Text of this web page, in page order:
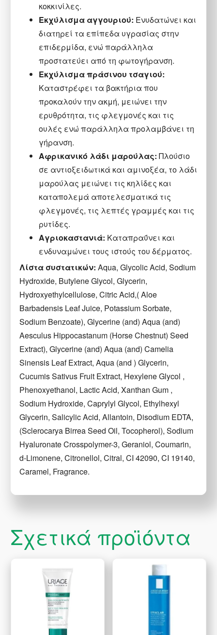
κοκκινίλες.
Εκχύλισμα αγγουριού: Ενυδατώνει και
διατηρεί τα επίπεδα υγρασίας στην
επιδερμίδα, ενώ παράλληλα
προστατεύει από τη φωτογήρανση.
Εκχύλισμα πράσινου τσαγιού:
Καταστρέφει τα βακτήρια που
προκαλούν την ακμή, μειώνει την
ερυθρότητα, τις φλεγμονές και τις
ουλές ενώ παράλληλα προλαμβάνει τη
γήρανση.
Αφρικανικό λάδι μαρούλας:Πλούσιο
σε αντιοξειδωτικά και αμινοξέα, το λάδι
μαρούλας μειώνει τις κηλίδες και
καταπολεμά αποτελεσματικά τις
φλεγμονές, τις λεπτές γραμμές και τις
ρυτίδες.
Αγριοκαστανιά: Kαταπραΰνει και
ενδυναμώνει τους ιστούς του δέρματος.
Λίστα συστατικών:Aqua, Glycolic Acid, Sodium
Hydroxide, Butylene Glycol, Glycerin,
Hydroxyethylcellulose, Citric Acid,( Aloe
Barbadensis Leaf Juice, Potassium Sorbate,
Sodium Benzoate), Glycerine (and) Aqua (and)
Aesculus Hippocastanum (Horse Chestnut) Seed
Extract), Glycerine (and) Aqua (and) Camelia
Sinensis Leaf Extract, Aqua (and ) Glycerin,
Cucumis Sativus Fruit Extract, Hexylene Glycol ,
Phenoxyethanol, Lactic Acid, Xanthan Gum ,
Sodium Hydroxide, Caprylyl Glycol, Ethylhexyl
Glycerin, Salicylic Acid, Allantoin, Disodium EDTA,
(Sclerocarya Birrea Seed Oil, Tocopherol), Sodium
Hyaluronate Crosspolymer-3, Geraniol, Coumarin,
d-Limonene, Citronellol, Citral, CI 42090, CI 19140,
Caramel, Fragrance.
Σχετικά προϊόντα